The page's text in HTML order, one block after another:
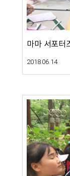
마마 서포터
2018.06.14